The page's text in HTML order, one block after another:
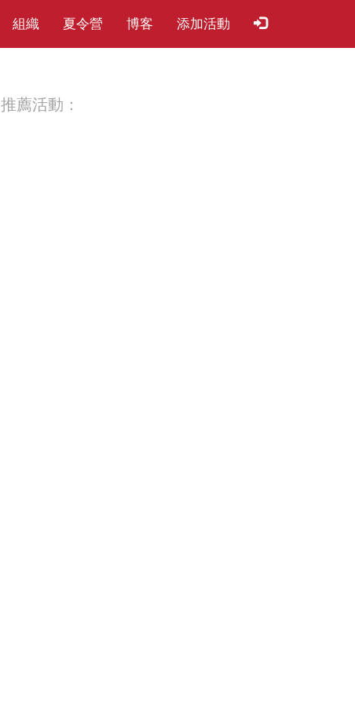
組織 夏​令​營 博客 添加活動
推薦活動：